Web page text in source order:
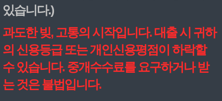
있습니다.)
과도한 빚, 고통의 시작입니다. 대출 시 귀하
의 신용등급 또는 개인신용평점이 하락할
수 있습니다. 중개수수료를 요구하거나 받
는 것은 불법입니다.